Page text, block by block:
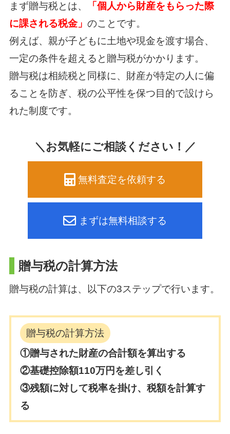
まず贈与税とは、
「個人から財産をもらった際
に課される税金」 のことです。
例えば、親が子どもに土地や現金を渡す場合、
一定の条件を超えると贈与税がかかります。
贈与税は相続税と同様に、財産が特定の人に偏
ることを防ぎ、税の公平性を保つ目的で設けら
れた制度です。
＼お気軽にご相談ください！／
無料査定を依頼する
まずは無料相談する
贈与税の計算方法
贈与税の計算は、以下の3ステップで行います。
贈与税の計算方法
①贈与された財産の合計額を算出する
②基礎控除額110万円を差し引く
③残額に対して税率を掛け、税額を計算す
る